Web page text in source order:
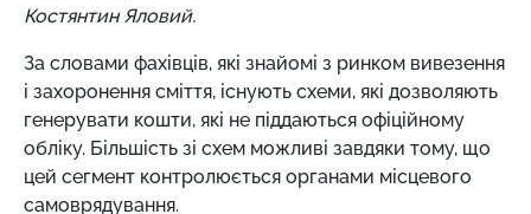
Костянтин Яловий.
За словами фахівців, які знайомі з ринком вивезення
і захоронення сміття, існують схеми, які дозволяють
генерувати кошти, які не піддаються офіційному
обліку. Більшість зі схем можливі завдяки тому, що
цей сегмент контролюється органами місцевого
самоврядування.